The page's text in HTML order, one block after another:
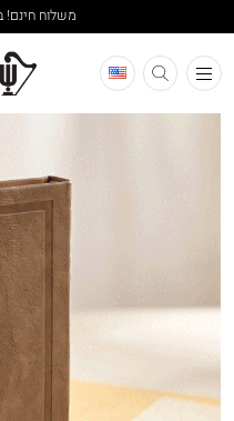
משלוח חינם!
תפריט